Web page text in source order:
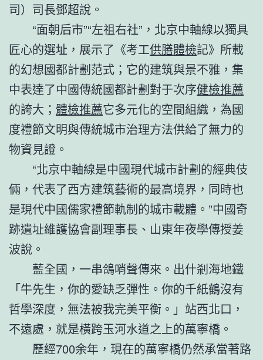
司）司長鄧超說。
“面朝后市”“左祖右社”，北京中軸線以獨具
匠心的選址，展示了《考工供膳體檢記》所載
的幻想國都計劃范式；它的建筑與景不雅，集
中表達了中國傳統國都計劃對于次序健檢推薦
的誇大； 體檢推薦它多元化的空間組織，為國
度禮節文明與傳統城市治理方法供給了無力的
物資見證。
“北京中軸線是中國現代城市計劃的經典伎
倆，代表了西方建筑藝術的最高境界，同時也
是現代中國儒家禮節軌制的城市載體。”中國奇
跡遺址維護協會副理事長、山東年夜學傳授姜
波說。
藍全國，一串鴿哨聲傳來。出什剎海地鐵
「牛先生，你的愛缺乏彈性。你的千紙鶴沒有
哲學深度，無法被我完美平衡。」站西北口，
不遠處，就是橫跨玉河水道之上的萬寧橋。
歷經700余年，現在的萬寧橋仍然承當著路